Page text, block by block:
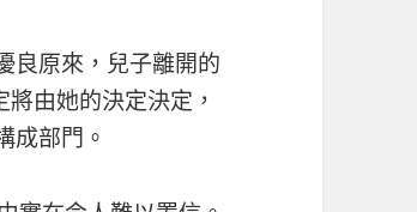
良原來，兒子離開的
由她的決定決定，
成部門。